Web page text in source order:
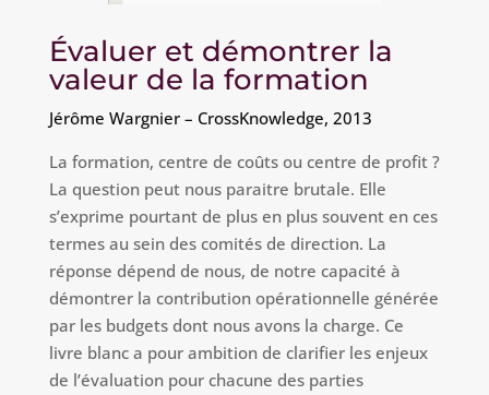
Évaluer et démontrer la
valeur de la formation
Jérôme Wargnier – CrossKnowledge, 2013
La formation, centre de coûts ou centre de profit ?
La question peut nous paraitre brutale. Elle
s’exprime pourtant de plus en plus souvent en ces
termes au sein des comités de direction. La
réponse dépend de nous, de notre capacité à
démontrer la contribution opérationnelle générée
par les budgets dont nous avons la charge. Ce
livre blanc a pour ambition de clarifier les enjeux
de l’évaluation pour chacune des parties